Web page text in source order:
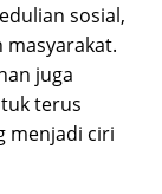
sosial,
juga
terus
menjadi ciri